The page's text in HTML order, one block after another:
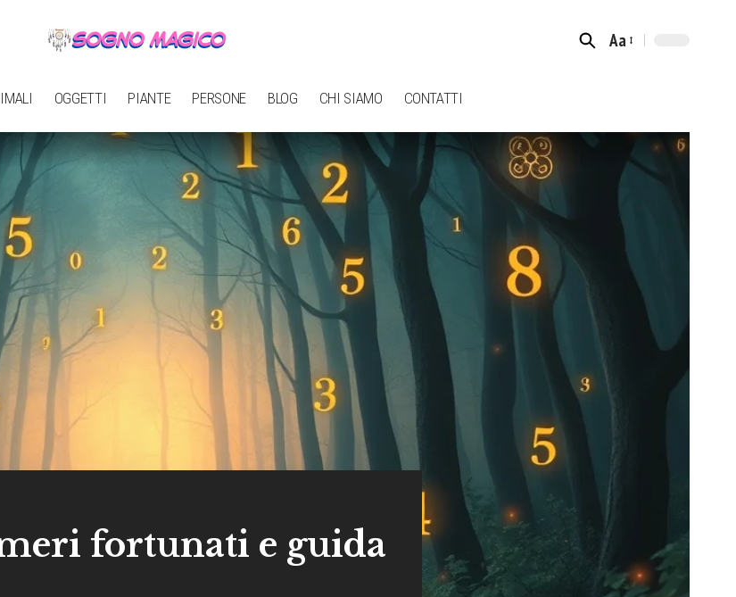
Font
Aa
OGGETTI PIANTE PERSONE BLOG CHI SIAMO CONTATTI
fortunati e guida